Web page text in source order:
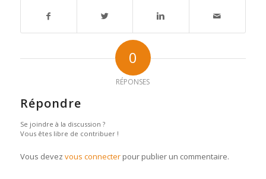
0
RÉPONSES
Répondre
Se joindre à la discussion ?
Vous êtes libre de contribuer !
Vous devez vous connecterpour publier un commentaire.